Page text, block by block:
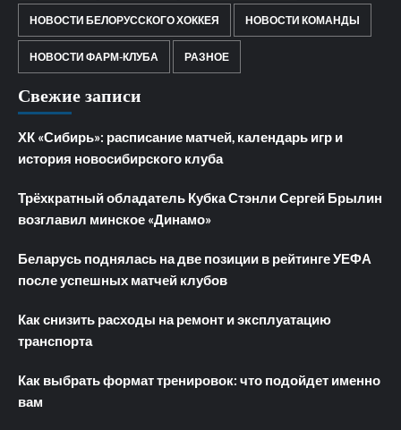
НОВОСТИ БЕЛОРУССКОГО ХОККЕЯ НОВОСТИ КОМАНДЫ
НОВОСТИ ФАРМ-КЛУБА РАЗНОЕ
Свежие записи
ХК «Сибирь»: расписание матчей, календарь игр и
история новосибирского клуба
Трёхкратный обладатель Кубка Стэнли Сергей Брылин
возглавил минское «Динамо»
Беларусь поднялась на две позиции в рейтинге УЕФА
после успешных матчей клубов
Как снизить расходы на ремонт и эксплуатацию
транспорта
Как выбрать формат тренировок: что подойдет именно
вам